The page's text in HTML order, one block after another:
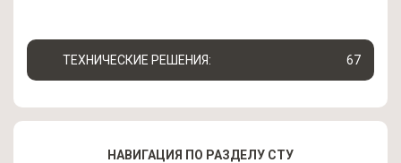
ТЕХНИЧЕСКИЕ РЕШЕНИЯ: 67
НАВИГАЦИЯ ПО РАЗДЕЛУ СТУ